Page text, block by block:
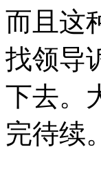
而且这
找领导
下去。
完待续